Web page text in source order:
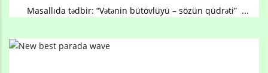
Masallıda tədbir: “Vətənin bütövlüyü – sözün qüdrəti” ...